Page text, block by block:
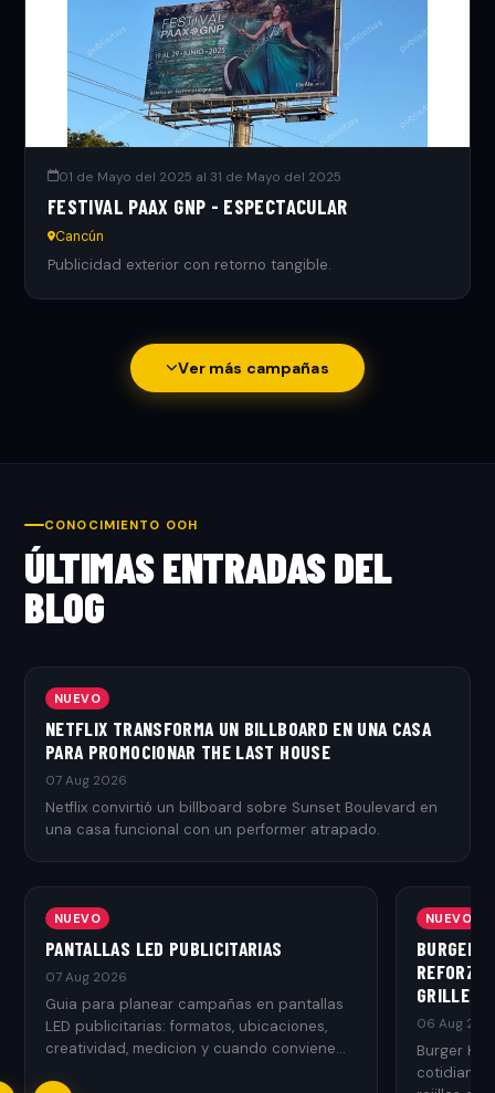
01 de Mayo del 2025 al 31 de Mayo del 2025
FESTIVAL PAAX GNP - ESPECTACULAR
Cancún
Publicidad exterior con retorno tangible.
Ver más campañas
CONOCIMIENTO OOH
ÚLTIMAS ENTRADAS DEL
BLOG
NUEVO
NETFLIX TRANSFORMA UN BILLBOARD EN UNA CASA
PARA PROMOCIONAR THE LAST HOUSE
07 Aug 2026
Netflix convirtió un billboard sobre Sunset Boulevard en
una casa funcional con un performer atrapado.
NUEVO
PANTALLAS LED PUBLICITARIAS
07 Aug 2026
Guia para planear campañas en pantallas
LED publicitarias: formatos, ubicaciones,
creatividad, medicion y cuando conviene
NUEVO
BURGER
GRILLED
06 Aug
Burger